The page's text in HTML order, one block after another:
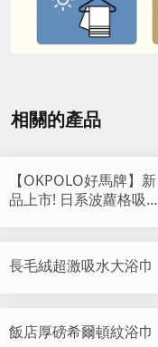
相關的產品
【OKPOLO好馬牌】新
品上市! 日系波蘿格吸水
長毛絨超激吸水大浴巾
飯店厚磅希爾頓紋浴巾